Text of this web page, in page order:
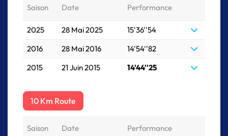
Saison Date Performance
2025 28 Mai 2025
15'36''54
2016
28 Mai 2016
14'54''82
2015
21 Juin 2015 14'44''25
10 Km Route
Saison Date Performance